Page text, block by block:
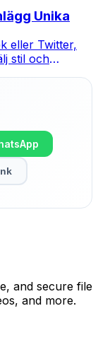
Unika
eller Twitter,
stil och
and secure file
and more.